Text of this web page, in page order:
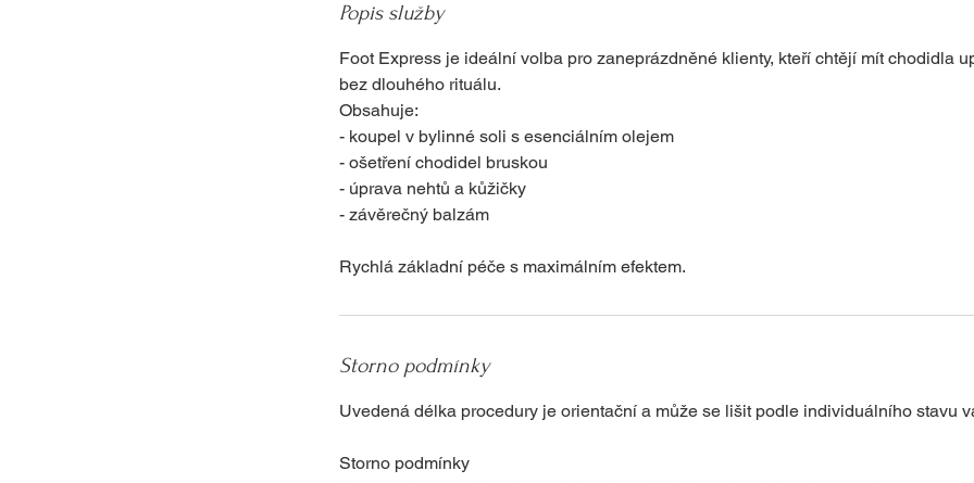
m
Popis služby
Foot Express je ideální volba pro zaneprázdněné klienty, kteří chtějí mít chodidla
bez dlouhého rituálu.
Obsahuje:
- koupel v bylinné soli s esenciálním olejem
- ošetření chodidel bruskou
- úprava nehtů a kůžičky
- závěrečný balzám
Storno podmínky
Uvedená délka procedury je orientační a může se lišit podle individuálního stavu
Storno podmínky